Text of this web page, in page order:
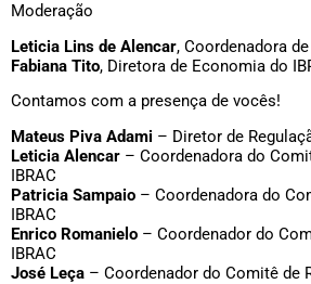
Moderação
Leticia Lins de Alencar, Coordenadora
Fabiana Tito, Diretora de Economia do
Contamos com a presença de vocês!
Mateus Piva Adami – Diretor de
Leticia Alencar – Coordenadora do
IBRAC
Patricia Sampaio – Coordenadora do
IBRAC
Enrico Romanielo – Coordenador do
IBRAC
José Leça – Coordenador do Comitê de